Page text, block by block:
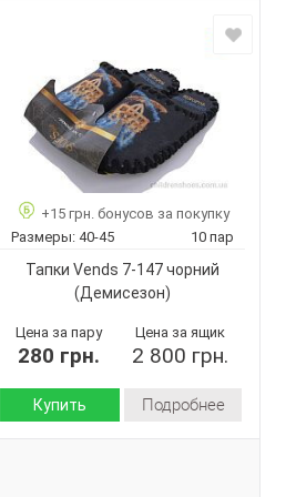
производитель:
Украина
Бренд: Vends
Артикул:
373M
чорний
40-45
Кол-во пар: 9
Пол: Мужчины
+15 грн. бонусов за покупку
Размеры: 40-45 10 пар
Тапки Vends 7-147 чорний
(Демисезон)
Цена за пару
280 грн.
Цена за ящик
2 800 грн.
Купить Подробнее